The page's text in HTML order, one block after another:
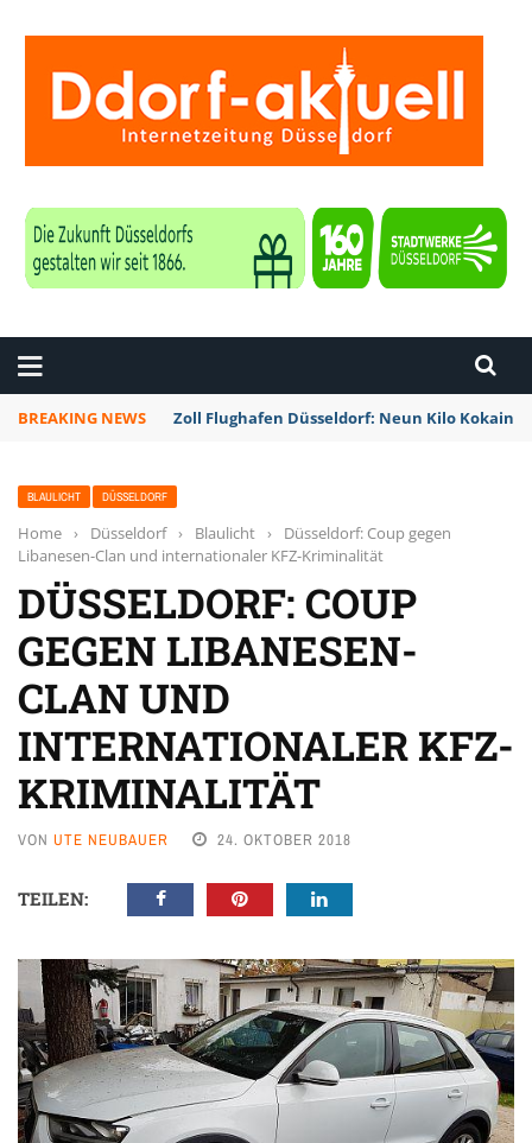
BREAKING NEWS Zoll Flughafen Düsseldorf: Neun Kilo Kokain
BLAULICHT DÜSSELDORF
Home › Düsseldorf › Blaulicht ›
Düsseldorf: Coup gegen
Libanesen-Clan und internationaler KFZ-Kriminalität
DÜSSELDORF: COUP
GEGEN LIBANESEN-
CLAN UND
INTERNATIONALER KFZ-
KRIMINALITÄT
VON UTE NEUBAUER 24. OKTOBER 2018
TEILEN: